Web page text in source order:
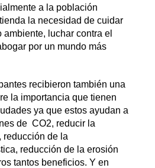
a la población
la necesidad de cuidar
luchar contra el
por un mundo más
recibieron también una
la importancia que tienen
ya que estos ayudan a
de CO2, reducir la
reducción de la
reducción de la erosión
tantos beneficios. Y en